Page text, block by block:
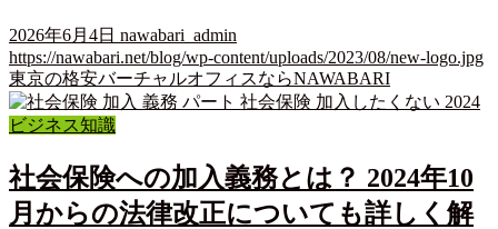
2026年6月4日 nawabari_admin
https://nawabari.net/blog/wp-content/uploads/2023/08/new-logo.jpg
東京の格安バーチャルオフィスならNAWABARI
ビジネス知識
社会保険への加入義務とは？ 2024年10
月からの法律改正についても詳しく解